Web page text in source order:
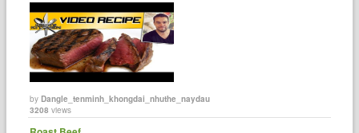
byDangle_tenminh_khongdai_nhuthe_naydau
3208 views